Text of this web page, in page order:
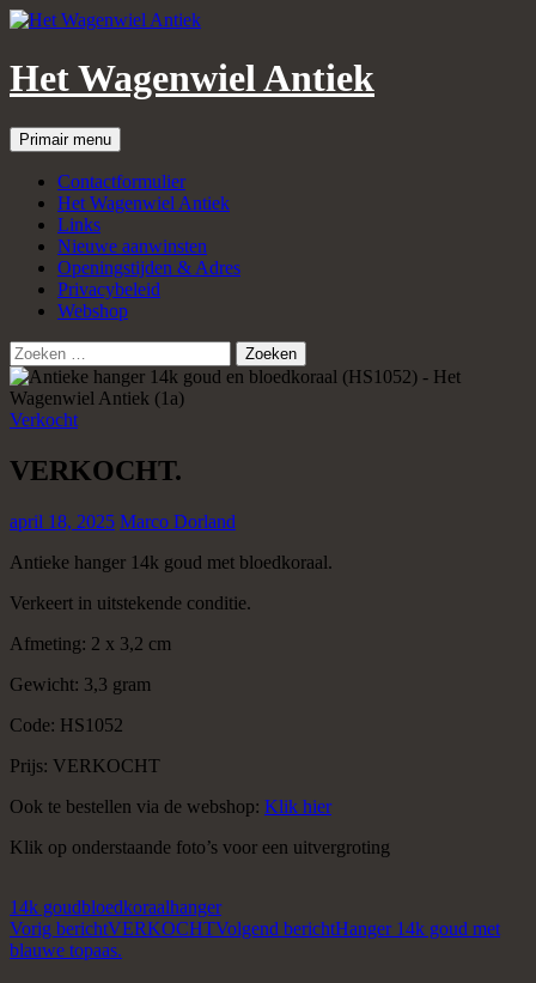
Het Wagenwiel Antiek
Zoeken
Primair menu
naar
inhoud
Contactformulier
Het Wagenwiel Antiek
Links
Nieuwe aanwinsten
Openingstijden & Adres
Privacybeleid
Webshop
Zoeken
naar:
Verkocht
VERKOCHT.
april 18, 2025 Marco Dorland
Antieke hanger 14k goud met bloedkoraal.
Verkeert in uitstekende conditie.
Afmeting: 2 x 3,2 cm
Gewicht: 3,3 gram
Code: HS1052
Prijs: VERKOCHT
Ook te bestellen via de webshop: Klik hier
Klik op onderstaande foto’s voor een uitvergroting
14k goudbloedkoraalhanger
Berichtnavigatie
Vorig berichtVERKOCHTVolgend berichtHanger 14k goud met
blauwe topaas.